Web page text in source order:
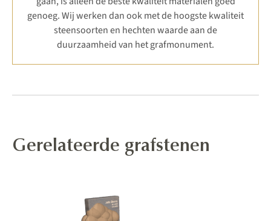
genoeg. Wij werken dan ook met de hoogste kwaliteit
steensoorten en hechten waarde aan de
duurzaamheid van het grafmonument.
Gerelateerde grafstenen